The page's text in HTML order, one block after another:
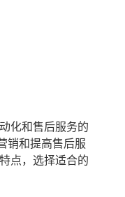
化和售后服务的
销和提高售后服
点，选择适合的